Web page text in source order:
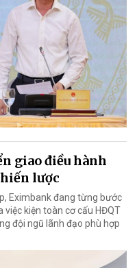
giao điều hành
lược
Eximbank đang từng bước
kiện toàn cơ cấu HĐQT
đội ngũ lãnh đạo phù hợp